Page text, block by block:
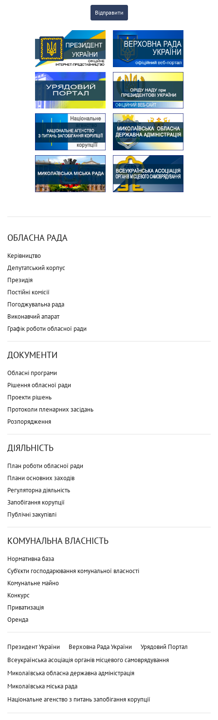
Відправити
ОБЛАСНА РАДА
Керівництво
Депутатський корпус
Президія
Постійні комісії
Погоджувальна рада
Виконавчий апарат
Графік роботи обласної ради
ДОКУМЕНТИ
Обласні програми
Рішення обласної ради
Проекти рішень
Протоколи пленарних засідань
Розпорядження
ДІЯЛЬНІСТЬ
План роботи обласної ради
Плани основних заходів
Регуляторна діяльність
Запобігання корупції
Публічні закупівлі
КОМУНАЛЬНА ВЛАСНІСТЬ
Нормативна база
Суб'єкти господарювання комунальної власності
Комунальне майно
Конкурс
Приватизація
Оренда
Президент України Верховна Рада України
Урядовий Портал
Всеукраїнська асоціація органів місцевого самоврядування
Миколаївська обласна державна адміністрація
Миколаївська міська рада
Національне агенство з питань запобігання корупції